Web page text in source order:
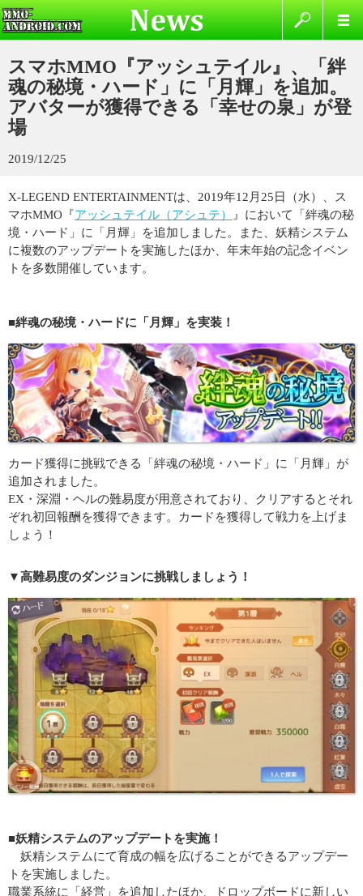
スマホMMO『アッシュテイル』、「絆
魂の秘境・ハード」に「月輝」を追加。
アバターが獲得できる「幸せの泉」が登
場
2019/12/25
X-LEGEND ENTERTAINMENTは、2019年12月25日（水）、ス
マホMMO『アッシュテイル（アシュテ）
』において「絆魂の秘
境・ハード」に「月輝」を追加しました。また、妖精システム
に複数のアップデートを実施したほか、年末年始の記念イベン
トを多数開催しています。
■絆魂の秘境・ハードに「月輝」を実装！
カード獲得に挑戦できる「絆魂の秘境・ハード」に「月輝」が
追加されました。
EX・深淵・ヘルの難易度が用意されており、クリアするとそれ
ぞれ初回報酬を獲得できます。カードを獲得して戦力を上げま
しょう！
▼高難易度のダンジョンに挑戦しましょう！
■妖精システムのアップデートを実施！
妖精システムにて育成の幅を広げることができるアップデー
トを実施しました。
職業系統に「経営」を追加したほか、ドロップボードに新しい